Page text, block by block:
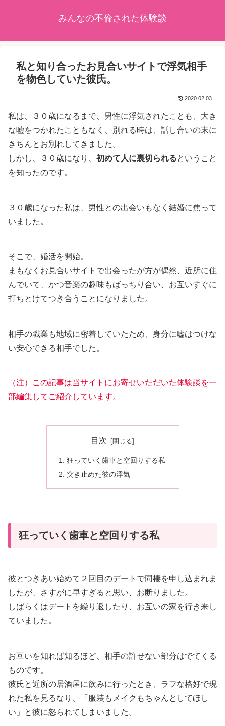
みんなの不倫された体験談
私と知り合ったお見合いサイトで浮気相手
を物色していた彼氏。
2020.02.03
私は、３０歳になるまで、男性に浮気されたことも、大き
な嘘をつかれたこともなく、別れる時は、話し合いの末に
きちんとお別れしてきました。
しかし、３０歳になり、 初めて人に裏切られるということ
を知ったのです。
３０歳になった私は、男性との出会いもなく結婚に焦って
いました。
そこで、婚活を開始。
まもなくお見合いサイトで出会ったが方が偶然、近所に住
んでいて、かつ音楽の趣味もばっちり合い、お互いすぐに
打ちとけてつき合うことになりました。
相手の職業も地域に密着していたため、身分に嘘はつけな
い安心できる相手でした。
（注）この記事は当サイトにお寄せいただいた体験談を一
部編集してご紹介しています。
目次
狂っていく歯車と空回りする私
突き止めた彼の浮気
狂っていく歯車と空回りする私
彼とつきあい始めて２回目のデートで同棲を申し込まれま
したが、さすがに早すぎると思い、お断りました。
しばらくはデートを繰り返したり、お互いの家を行き来し
ていました。
お互いを知れば知るほど、相手の許せない部分はでてくる
ものです。
彼氏と近所の居酒屋に飲みに行ったとき、ラフな格好で現
れた私を見るなり、「服装もメイクもちゃんとしてほし
い」と彼に怒られてしまいました。